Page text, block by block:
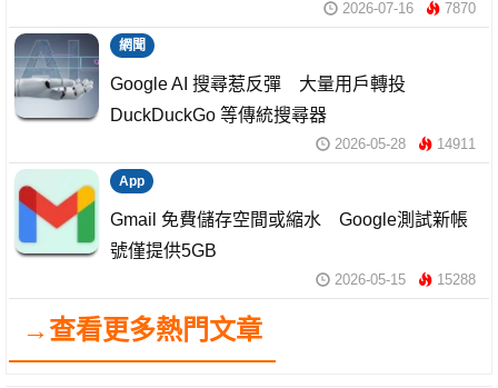
2026-07-16 7870
網聞
Google AI 搜尋惹反彈 大量用戶轉投
DuckDuckGo 等傳統搜尋器
2026-05-28 14911
App
Gmail 免費儲存空間或縮水 Google測試新帳
號僅提供5GB
2026-05-15 15288
→查看更多熱門文章